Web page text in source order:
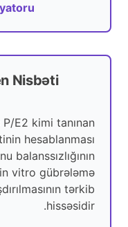
Nisbəti
E2 kimi tanınan
hesablanması
balanssızlığının
vitro gübrələmə
tərkib
hissəsidir.